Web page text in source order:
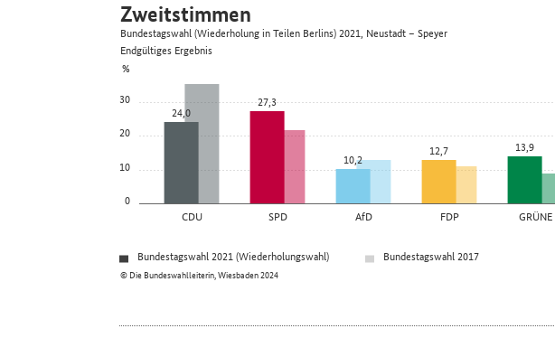
0
10
20
30
%
CDU SPD AfD FDP GRÜNE
24,0
27,3
10,2
12,7 13,9
© Die Bundeswahlleiterin, Wiesbaden 2024
Zweitstimmen
Bundestagswahl (Wiederholung in Teilen Berlins) 2021, Neustadt – Speyer
Endgültiges Ergebnis
Bundestagswahl 2021 (Wiederholungswahl)
Bundestagswahl 2017